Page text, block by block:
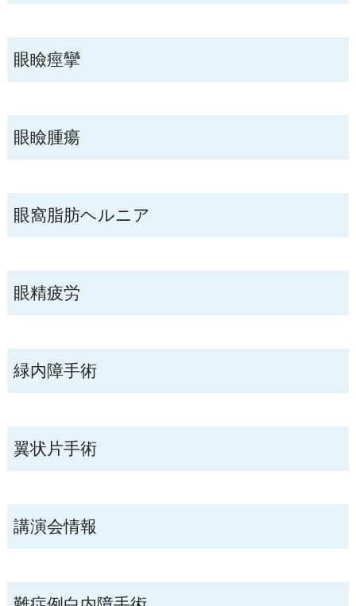
眼瞼痙攣
眼瞼腫瘍
眼窩脂肪ヘルニア
眼精疲労
緑内障手術
翼状片手術
講演会情報